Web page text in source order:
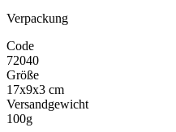
Verpackung
Code
72040
Größe
17x9x3 cm
Versandgewicht
100g